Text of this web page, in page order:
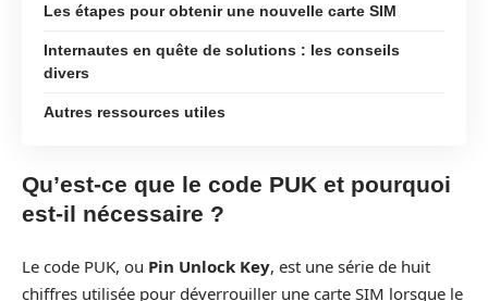
Les étapes pour obtenir une nouvelle carte SIM
Internautes en quête de solutions : les conseils
divers
Autres ressources utiles
Qu’est-ce que le code PUK et pourquoi
est-il nécessaire ?
Le code PUK, ou Pin Unlock Key, est une série de huit
chiffres utilisée pour déverrouiller une carte SIM lorsque le